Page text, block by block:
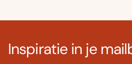
Inspiratie in je